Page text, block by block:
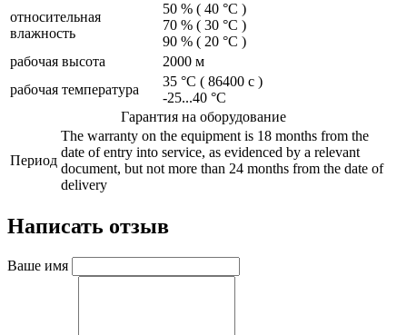
относительная
влажность
50 % ( 40 °C )
70 % ( 30 °C )
90 % ( 20 °C )
рабочая высота
2000 м
рабочая температура
35 °C ( 86400 с )
-25...40 °C
Гарантия на оборудование
Период
The warranty on the equipment is 18 months from the
date of entry into service, as evidenced by a relevant
document, but not more than 24 months from the date of
delivery
Написать отзыв
Ваше имя